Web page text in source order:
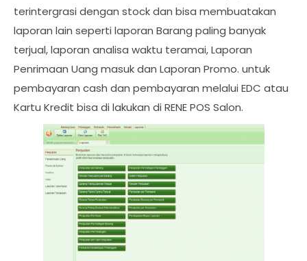
terintergrasi dengan stock dan bisa membuatakan
laporan lain seperti laporan Barang paling banyak
terjual, laporan analisa waktu teramai, Laporan
Penrimaan Uang masuk dan Laporan Promo. untuk
pembayaran cash dan pembayaran melalui EDC atau
Kartu Kredit bisa di lakukan di RENE POS Salon.